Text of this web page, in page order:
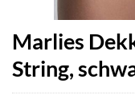
Marlies
String,